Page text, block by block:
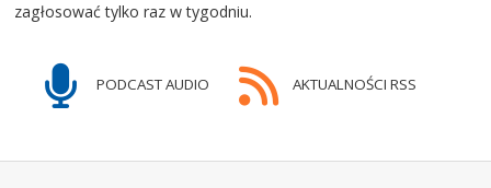
zagłosować tylko raz w tygodniu.
PODCAST AUDIO AKTUALNOŚCI RSS